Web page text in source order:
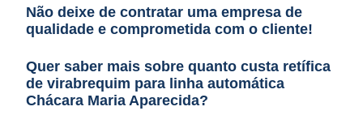
Não deixe de contratar uma empresa de
qualidade e comprometida com o cliente!
Quer saber mais sobre quanto custa retífica
de virabrequim para linha automática
Chácara Maria Aparecida?